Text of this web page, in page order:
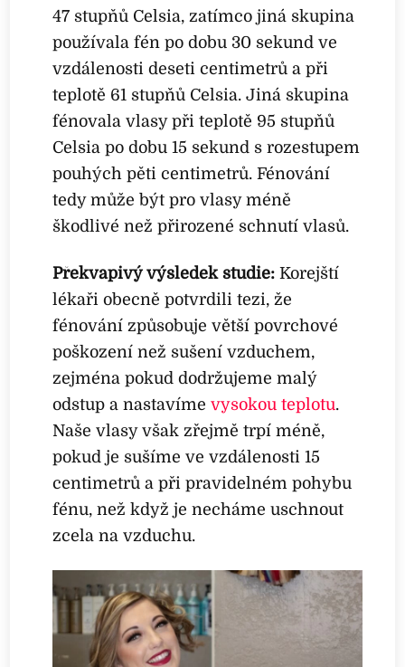
47 stupňů Celsia, zatímco jiná skupina
používala fén po dobu 30 sekund ve
vzdálenosti deseti centimetrů a při
teplotě 61 stupňů Celsia. Jiná skupina
fénovala vlasy při teplotě 95 stupňů
Celsia po dobu 15 sekund s rozestupem
pouhých pěti centimetrů. Fénování
tedy může být pro vlasy méně
škodlivé než přirozené schnutí vlasů.
Překvapivý výsledek studie: Korejští
lékaři obecně potvrdili tezi, že
fénování způsobuje větší povrchové
poškození než sušení vzduchem,
zejména pokud dodržujeme malý
odstup a nastavímevysokou teplotu.
Naše vlasy však zřejmě trpí méně,
pokud je sušíme ve vzdálenosti 15
centimetrů a při pravidelném pohybu
fénu, než když je necháme uschnout
zcela na vzduchu.